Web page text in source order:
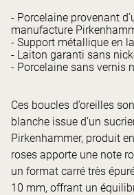
- Porcelaine provenant
manufacture
- Support métallique en
- Laiton garanti sans
- Porcelaine sans vernis
Ces boucles d’oreilles
blanche issue d’un
Pirkenhammer, produit
roses apporte une note
un format carré très
10 mm, offrant un